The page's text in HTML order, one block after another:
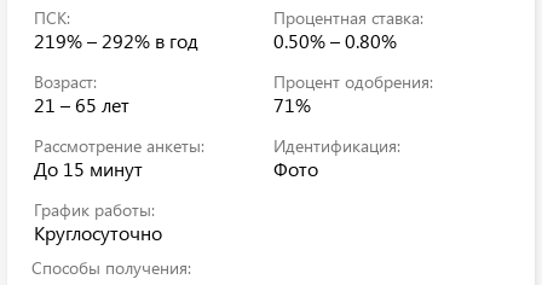
ПСК:
219% – 292% в год
Процентная ставка:
0.50% – 0.80%
Возраст:
21 – 65 лет
Процент одобрения:
71%
Рассмотрение анкеты:
До 15 минут
Идентификация:
Фото
График работы:
Круглосуточно
Способы получения: